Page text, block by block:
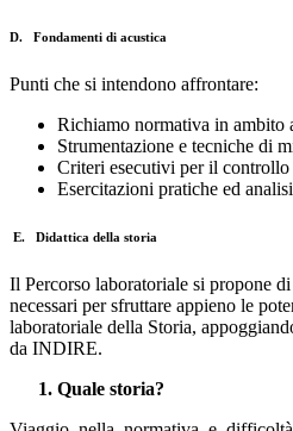
D. Fondamenti di acustica
Punti che si intendono affrontare:
Richiamo normativa in ambito
Strumentazione e tecniche di
Criteri esecutivi per il controllo
Esercitazioni pratiche ed
E. Didattica della storia
Il Percorso laboratoriale si propone
necessari per sfruttare appieno le
laboratoriale della Storia,
da INDIRE.
Quale storia?